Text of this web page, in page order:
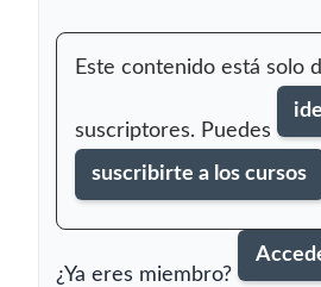
Este contenido está solo
suscriptores. Puedes
suscribirte a los cursos
¿Ya eres miembro?